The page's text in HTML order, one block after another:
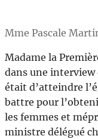
Mme Pascale
Madame la
dans une interview
était d’atteindre
battre pour
les femmes et
ministre délégué